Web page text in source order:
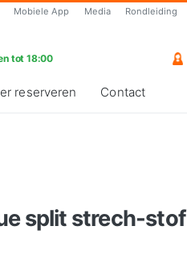
Mobiele App Media Rondleiding
tot 18:00
reserveren Contact
split strech-stof